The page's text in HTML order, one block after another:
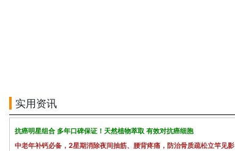
实用资讯
抗癌明星组合 多年口碑保证！天然植物萃取 有效对抗癌细胞
中老年补钙必备，2星期消除夜间抽筋、腰背疼痛，防治骨质疏松立竿见影